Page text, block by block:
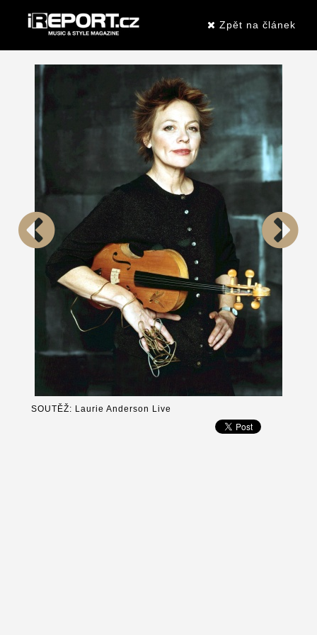
Zpět na článek
SOUTĚŽ: Laurie Anderson Live